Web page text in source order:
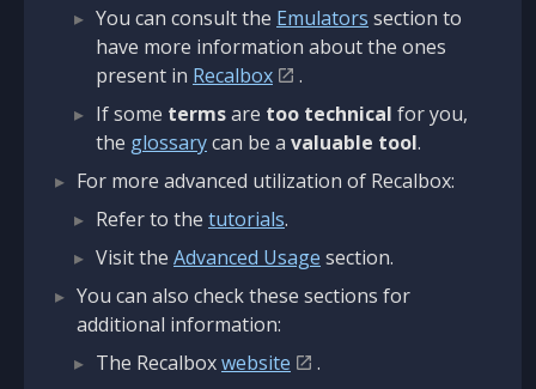
You can consult the Emulators section to
have more information about the ones
present in Recalbox
.
If some termsare too technical for you,
the glossarycan be a valuable tool.
For more advanced utilization of Recalbox:
Refer to the tutorials.
Visit the Advanced Usage section.
You can also check these sections for
additional information:
The Recalboxwebsite
.